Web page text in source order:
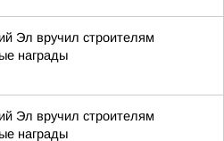
Эл вручил строителям
награды
Эл вручил строителям
награды